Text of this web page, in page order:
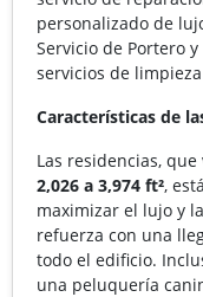
personalizado de
Servicio de Portero
servicios de
Características de
Las residencias,
2,026 a 3,974 ft²,
maximizar el lujo y
refuerza con una
todo el edificio.
una peluquería